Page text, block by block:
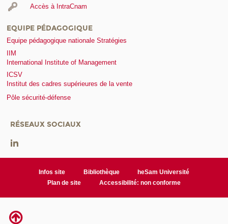
Accès à IntraCnam
EQUIPE PÉDAGOGIQUE
Equipe pédagogique nationale Stratégies
IIM
International Institute of Management
ICSV
Institut des cadres supérieures de la vente
Pôle sécurité-défense
RÉSEAUX SOCIAUX
Infos site Bibliothèque
heSam Université
Plan de site
Accessibilité: non conforme